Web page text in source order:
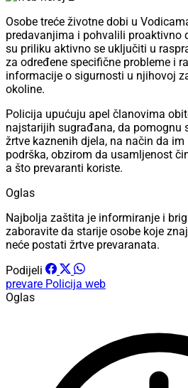
Osobe treće životne dobi u
predavanjima i pohvalili proaktivno
su priliku aktivno se uključiti u
za određene specifične probleme i
informacije o sigurnosti u njihovoj
okoline.
Policija upućuju apel članovima
najstarijih sugrađana, da pomognu
žrtve kaznenih djela, na način da
podrška, obzirom da usamljenost
a što prevaranti koriste.
Oglas
Najbolja zaštita je informiranje i
zaboravite da starije osobe koje
neće postati žrtve prevaranata.
Podijeli
prevare Policija web
Oglas